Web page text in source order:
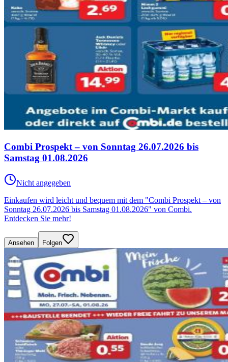
Combi Prospekt – von Sonntag 26.07.2026 bis
Samstag 01.08.2026
Nicht angegeben
Einkaufen wird leicht und bequem mit dem "Combi Prospekt – von
Sonntag 26.07.2026 bis Samstag 01.08.2026" von Combi.
Entdecken Sie mehr!
Ansehen Folgen